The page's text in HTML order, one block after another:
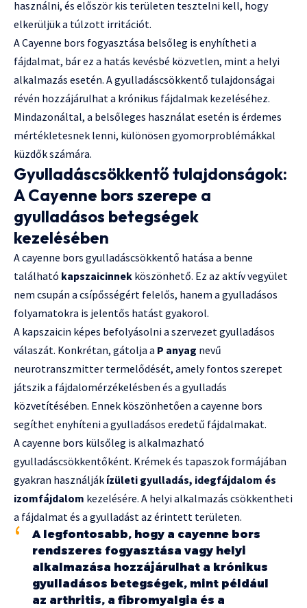
használni, és először kis területen tesztelni kell, hogy
elkerüljük a túlzott irritációt.
A Cayenne bors fogyasztása belsőleg is enyhítheti a
fájdalmat, bár ez a hatás kevésbé közvetlen, mint a helyi
alkalmazás esetén. A gyulladáscsökkentő tulajdonságai
révén hozzájárulhat a krónikus fájdalmak kezeléséhez.
Mindazonáltal, a belsőleges használat esetén is érdemes
mértékletesnek lenni, különösen gyomorproblémákkal
küzdők számára.
Gyulladáscsökkentő tulajdonságok:
A Cayenne bors szerepe a
gyulladásos betegségek
kezelésében
A cayenne bors gyulladáscsökkentő hatása a benne
található kapszaicinnek köszönhető. Ez az aktív vegyület
nem csupán a csípősségért felelős, hanem a gyulladásos
folyamatokra is jelentős hatást gyakorol.
A kapszaicin képes befolyásolni a szervezet gyulladásos
válaszát. Konkrétan, gátolja a P anyag nevű
neurotranszmitter termelődését, amely fontos szerepet
játszik a fájdalomérzékelésben és a gyulladás
közvetítésében. Ennek köszönhetően a cayenne bors
segíthet enyhíteni a gyulladásos eredetű fájdalmakat.
A cayenne bors külsőleg is alkalmazható
gyulladáscsökkentőként. Krémek és tapaszok formájában
gyakran használják ízületi gyulladás, idegfájdalom és
izomfájdalom kezelésére. A helyi alkalmazás csökkentheti
a fájdalmat és a gyulladást az érintett területen.
A legfontosabb, hogy a cayenne bors
rendszeres fogyasztása vagy helyi
alkalmazása hozzájárulhat a krónikus
gyulladásos betegségek, mint például
az arthritis, a fibromyalgia és a